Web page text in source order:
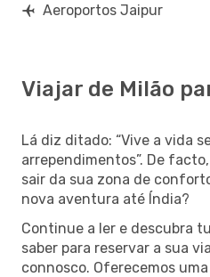
Aeroportos Jaipur
Viajar de Milão
Lá diz ditado: “Vive a vida
arrependimentos”. De
sair da sua zona de
nova aventura até Índia?
Continue a ler e descubra
saber para reservar a sua
connosco. Oferecemos